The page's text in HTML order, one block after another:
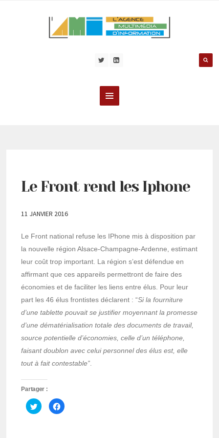
Le Front rend les Iphone
11 JANVIER 2016
Le Front national refuse les IPhone mis à disposition par
la nouvelle région Alsace-Champagne-Ardenne, estimant
leur coût trop important. La région s’est défendue en
affirmant que ces appareils permettront de faire des
économies et de faciliter les liens entre élus. Pour leur
part les 46 élus frontistes déclarent : “Si la fourniture
d’une tablette pouvait se justifier moyennant la promesse
d’une dématérialisation totale des documents de travail,
source potentielle d’économies, celle d’un téléphone,
faisant doublon avec celui personnel des élus est, elle
tout à fait contestable”
Partager :
Cliquez
pour
partager
Cliquez
pour